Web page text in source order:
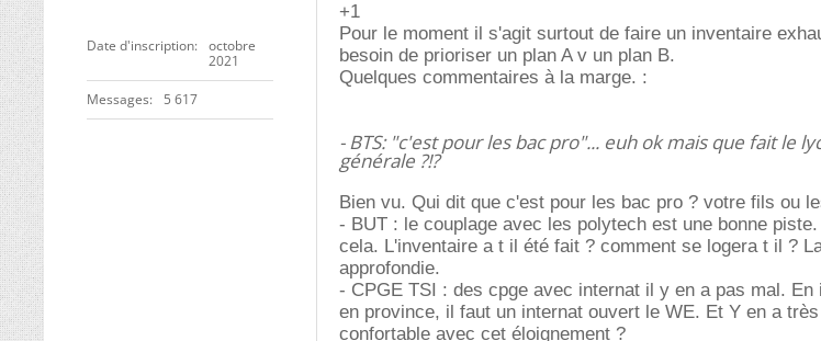
Date d'inscription
octobre
2021
Messages 5 617
+1
Pour le moment il s'agit surtout de faire un inventaire
besoin de prioriser un plan A v un plan B.
Quelques commentaires à la marge. :
- BTS: "c'est pour les bac pro"... euh ok mais que fait le
générale ?!?
Bien vu. Qui dit que c'est pour les bac pro ? votre fils ou
- BUT : le couplage avec les polytech est une bonne
cela. L'inventaire a t il été fait ? comment se logera t il ?
approfondie.
- CPGE TSI : des cpge avec internat il y en a pas mal.
en province, il faut un internat ouvert le WE. Et Y en a
confortable avec cet éloignement ?